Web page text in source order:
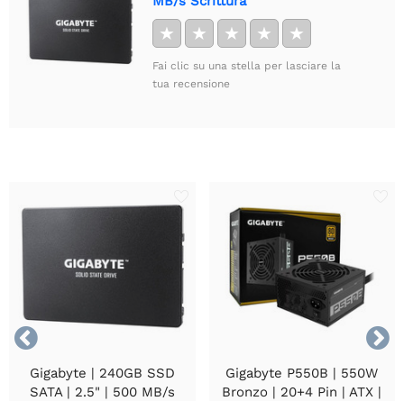
★ ★ ★ ★ ★
Fai clic su una stella per lasciare la
tua recensione


Gigabyte | 240GB SSD
SATA | 2.5" | 500 MB/s
Gigabyte P550B | 550W
Bronzo | 20+4 Pin | ATX |